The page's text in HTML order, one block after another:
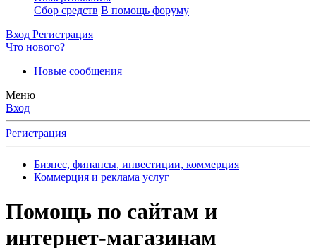
Сбор средств В помощь форуму
Вход Регистрация
Что нового?
Новые сообщения
Меню
Вход
Регистрация
Бизнес, финансы, инвестиции, коммерция
Коммерция и реклама услуг
Помощь по сайтам и
интернет-магазинам